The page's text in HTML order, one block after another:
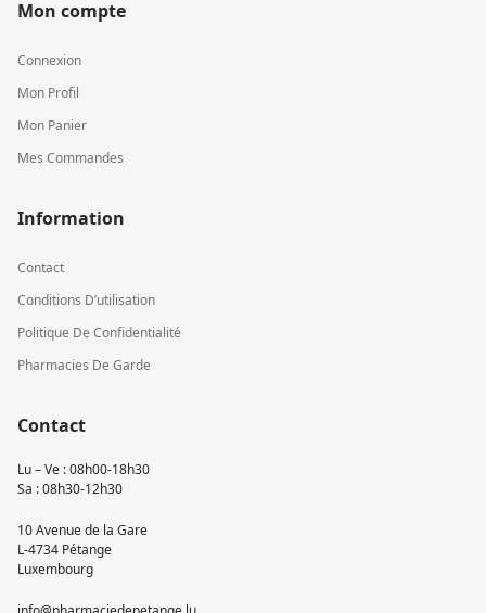
Mon compte
Connexion
Mon Profil
Mon Panier
Mes Commandes
Information
Contact
Conditions D’utilisation
Politique De Confidentialité
Pharmacies De Garde
Contact
Lu – Ve : 08h00-18h30
Sa : 08h30-12h30
10 Avenue de la Gare
L-4734 Pétange
Luxembourg